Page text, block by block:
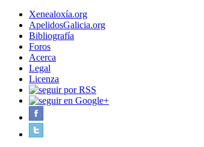
Xenealoxía.org
ApelidosGalicia.org
Bibliografía
Foros
Acerca
Legal
Licenza